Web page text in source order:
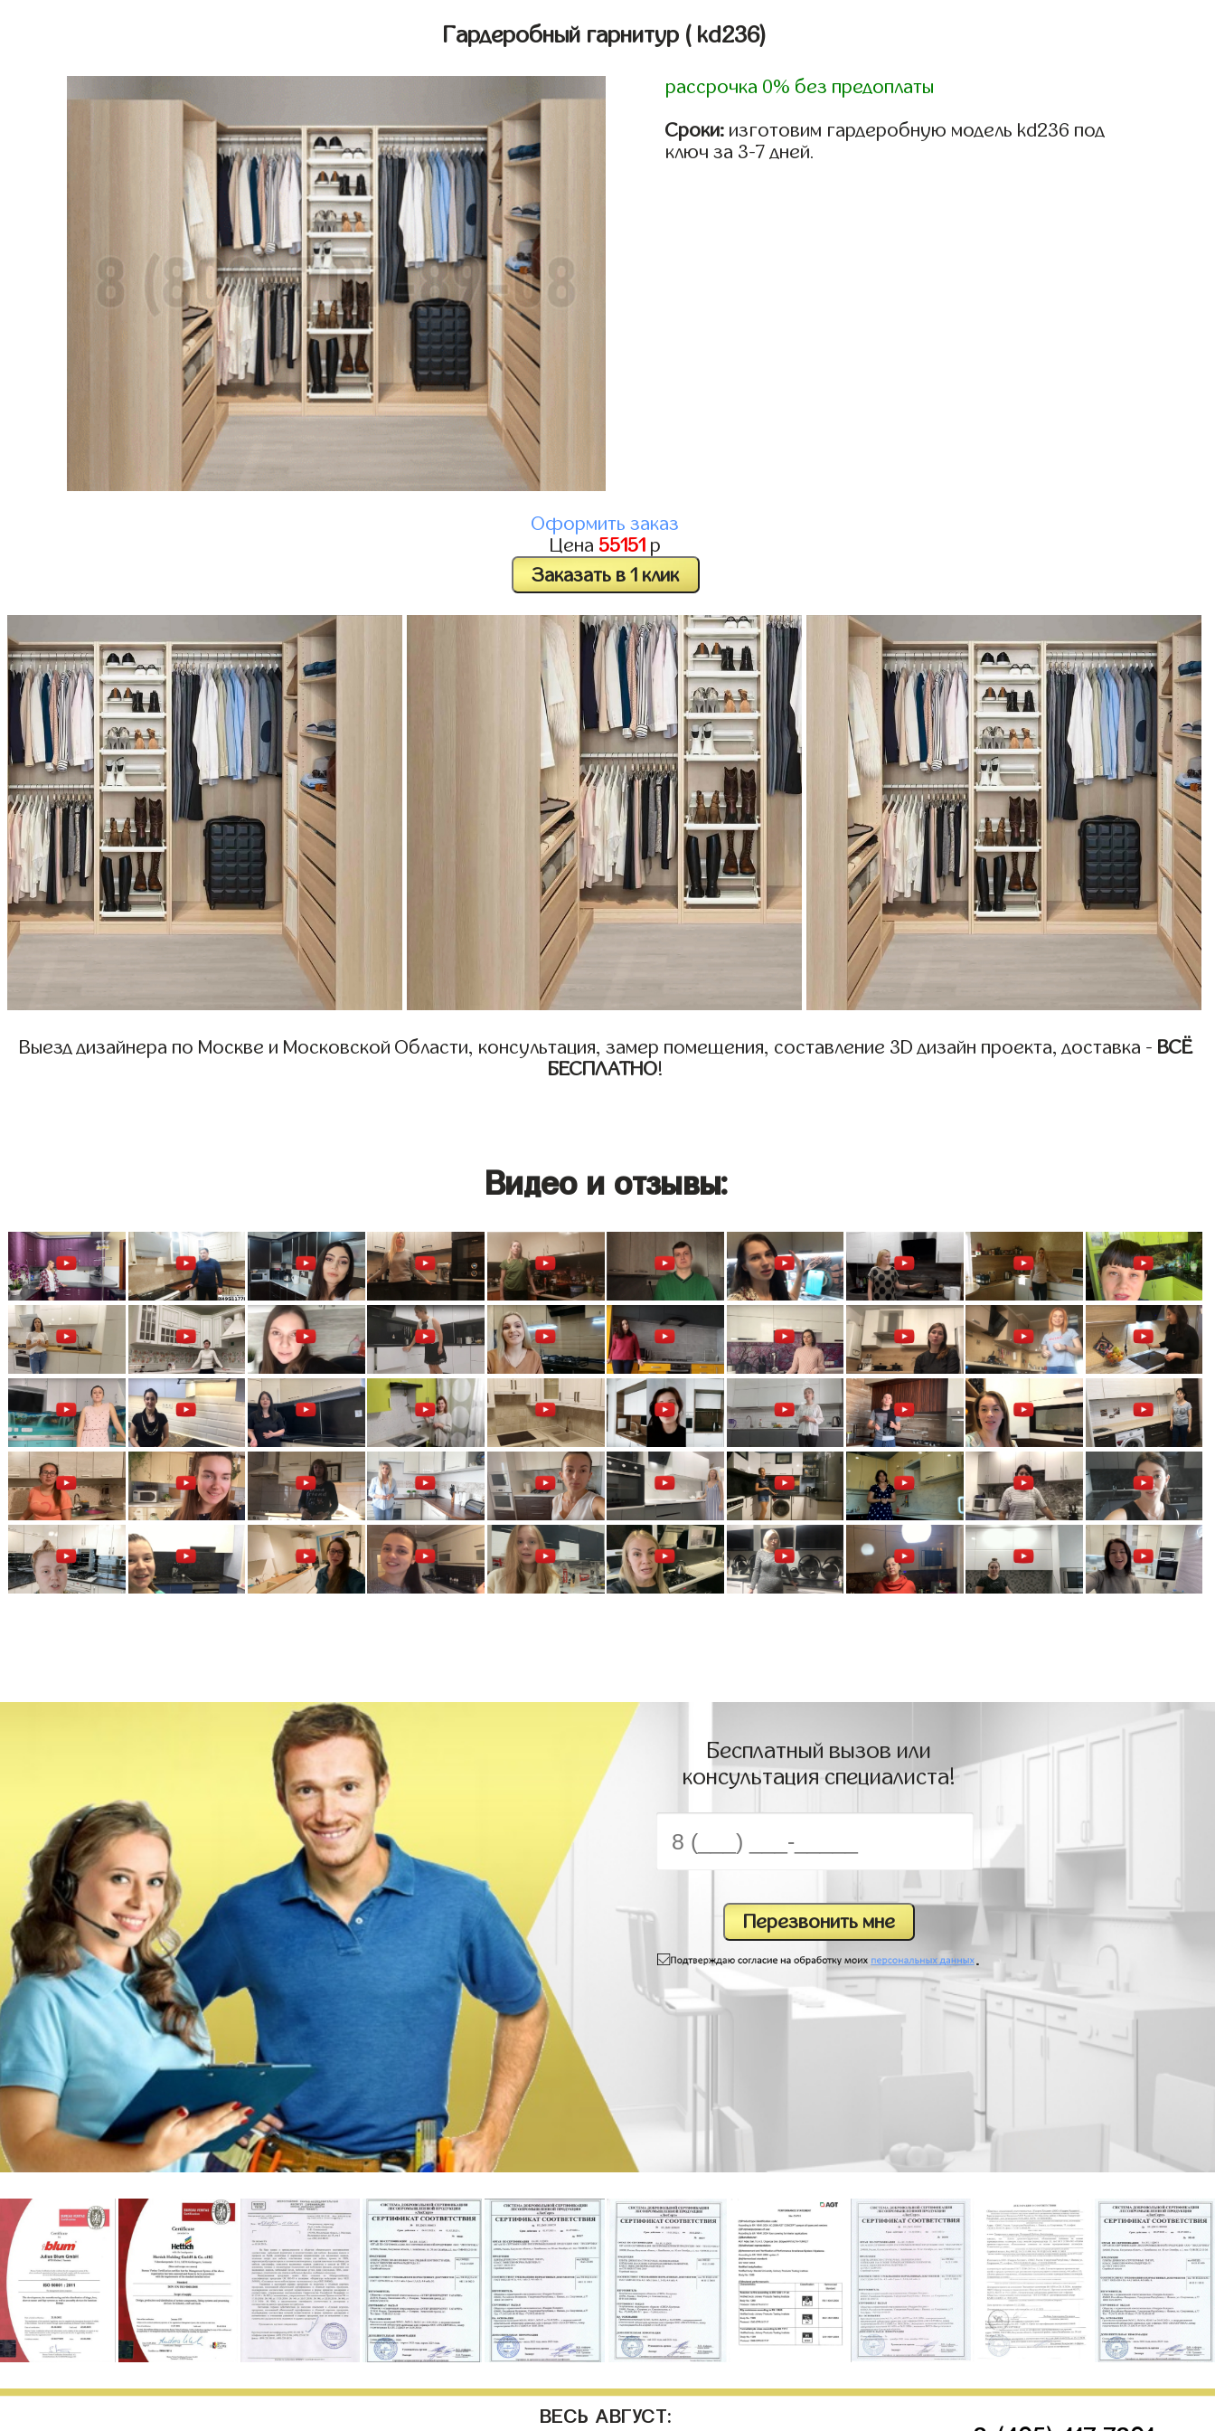
Гардеробный гарнитур ( kd236)
рассрочка 0% без предоплаты
Сроки: изготовим гардеробную модель kd236 под
ключ за 3-7 дней.
Оформить заказ
Цена 55151 р
Заказать в 1 клик
Выезд дизайнера по Москве и Московской Области, консультация, замер помещения, составление 3D дизайн проекта, доставка - ВСЁ
БЕСПЛАТНО!
Видео и отзывы:
Бесплатный вызов или
консультация специалиста!
.
ВЕСЬ АВГУСТ: